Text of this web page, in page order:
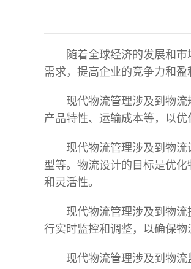
随着全球经济的发展和
需求，提高企业的竞争力和
现代物流管理涉及到物
产品特性、运输成本等，以
现代物流管理涉及到物
型等。物流设计的目标是优
和灵活性。
现代物流管理涉及到物
行实时监控和调整，以确保
现代物流管理涉及到物